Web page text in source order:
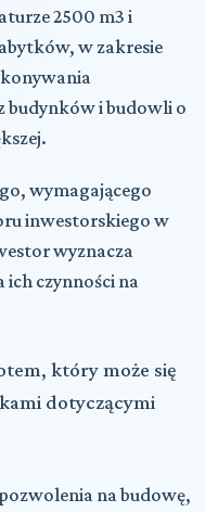
2500 m3 i
w zakresie
i budowli o
wymagającego
inwestorskiego w
wyznacza
ich czynności na
który może się
dotyczącymi
na budowę,